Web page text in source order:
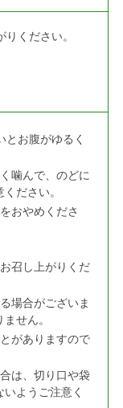
ください。
とお腹がゆるく
噛んで、のどに
ださい。
おやめくださ
召し上がりくだ
場合がございま
せん。
がありますので
は、切り口や袋
ようご注意く